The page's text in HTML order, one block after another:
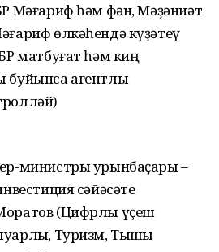
Мәғариф һәм фән, Мәҙәниәт
өлкәһендә күҙәтеү
матбуғат һәм киң
агентлыҡ
министры урынбаҫары –
сәйәсәте
(Цифрлы үҫеш
Туризм, Тышҡы